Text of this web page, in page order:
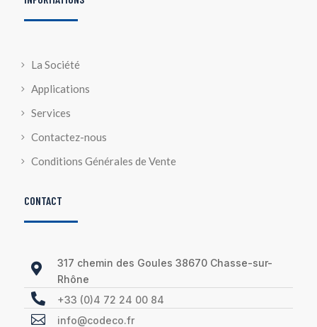
La Société
Applications
Services
Contactez-nous
Conditions Générales de Vente
CONTACT

317 chemin des Goules 38670 Chasse-sur-
Rhône
 +33 (0)4 72 24 00 84
 info@codeco.fr